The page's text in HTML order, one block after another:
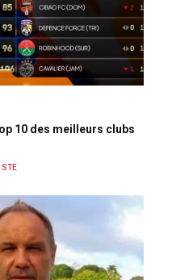
10 des meilleurs clubs